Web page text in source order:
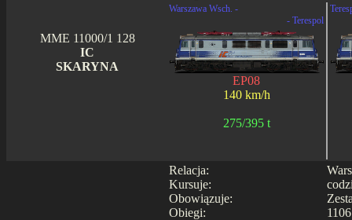
MME 11000/1 128
IC
SKARYNA
Warszawa Wsch. -
- Terespol
EP08
140 km/h
275/395 t
Relacja:
Kursuje:
Obowiązuje:
Obiegi: